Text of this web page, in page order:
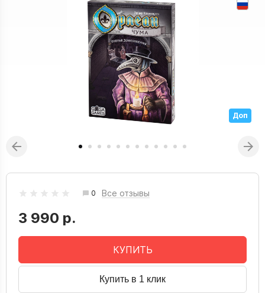
Доп
0 Все отзывы
3 990 р.
КУПИТЬ
Купить в 1 клик